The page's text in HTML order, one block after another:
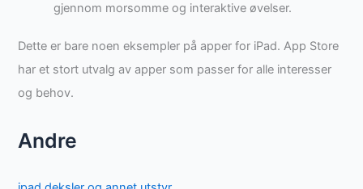
gjennom morsomme og interaktive øvelser.
Dette er bare noen eksempler på apper for iPad. App Store
har et stort utvalg av apper som passer for alle interesser
og behov.
Andre